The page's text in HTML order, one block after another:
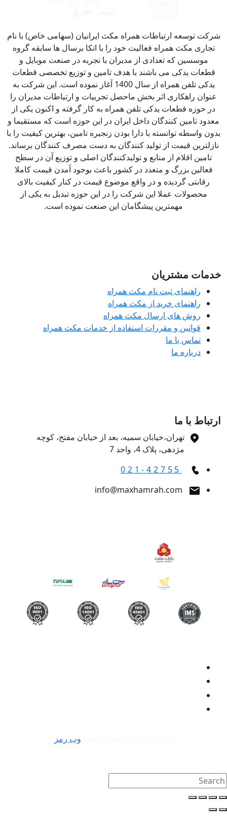
توسعه ارتباطات همراه مکث ایرانیان (سهامی خاص) با نام
مکث همراه فعالیت خود را با اتکا برسال ها سابقه گروه
موسسین که تعدادی از مدیران با تجربه در صنعت موبایل و
یدکی می باشند با هدف تامین و توزیع تخصصی قطعات
یدکی تلفن همراه از سال 1400 آغاز نموده است. این شرکت به
راهکاری اثر بخش ماحصل تجربیات و ارتباطات مدیران را
حوزه قطعات یدکی تلفن همراه به کار گرفته و اکنون یکی از
تامین کنندگان داخل ایران در این حوزه است که مستقیما و
واسطه توانسته با دارا بودن زنجیره تامین، بهترین کیفیت را با
قیمت از تولید کنندگان به دست مصرف کنندگان برساند.
تامین اقلام از منابع و تولیدکنندگان اصلی و توزیع آن در سطح
فعالین بزرگ و متعدد در کشور باعث بوجود آمدن قیمت کاملا
رقابتی گردیده و در واقع موضوع قیمت در کنار کیفیت بالای
محصولات عملا این شرکت را در این حوزه تبدیل به یکی از
مهمترین پیشگامان این صنعت نموده است.
مشتریان
راهنمای ثبت نام مکث همراه
راهنمای خرید از مکث همراه
روش های ارسال مکث همراه
قوانین و مقررات استفاده از خدمات مکث همراه
تماس با ما
درباره ما
با ما
تهران،خیابان سمیه، بعد از خیابان مفتح، کوچه
مژدهی، پلاک 4، واحد 7
021-42755
info@maxhamrah.com
وب رمز